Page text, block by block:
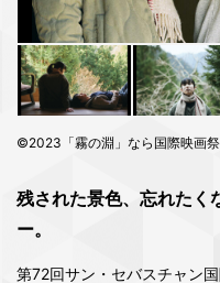
©2023「霧の淵」なら国際映画祭
残された景色、忘れたく
ー。
第72回サン・セバスチャン